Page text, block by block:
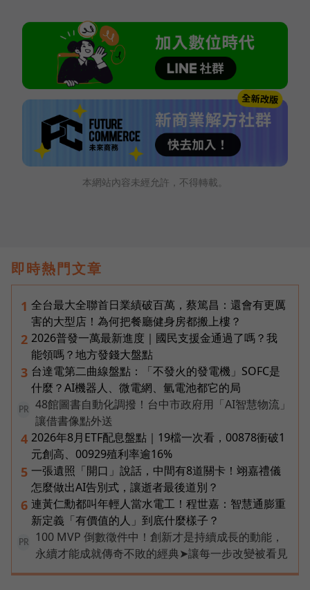
本網站內容未經允許，不得轉載。
即時熱門文章
1 全台最大全聯首日業績破百萬，蔡篤昌：還會有更厲
害的大型店！為何把餐廳健身房都搬上樓？
2 2026普發一萬最新進度｜國民支援金通過了嗎？我
能領嗎？地方發錢大盤點
3 台達電第二曲線盤點：「不發火的發電機」SOFC是
什麼？AI機器人、微電網、氫電池都它的局
PR
48館圖書自動化調撥！台中市政府用「AI智慧物流」
讓借書像點外送
4 2026年8月ETF配息盤點｜19檔一次看，00878衝破1
元創高、00929殖利率逾16%
5 一張遺照「開口」說話，中間有8道關卡！翊嘉禮儀
怎麼做出AI告別式，讓逝者最後道別？
6 連黃仁勳都叫年輕人當水電工！程世嘉：智慧通膨重
新定義「有價值的人」到底什麼樣子？
PR
100 MVP 倒數徵件中！創新才是持續成長的動能，
永續才能成就傳奇不敗的經典➤讓每一步改變被看見